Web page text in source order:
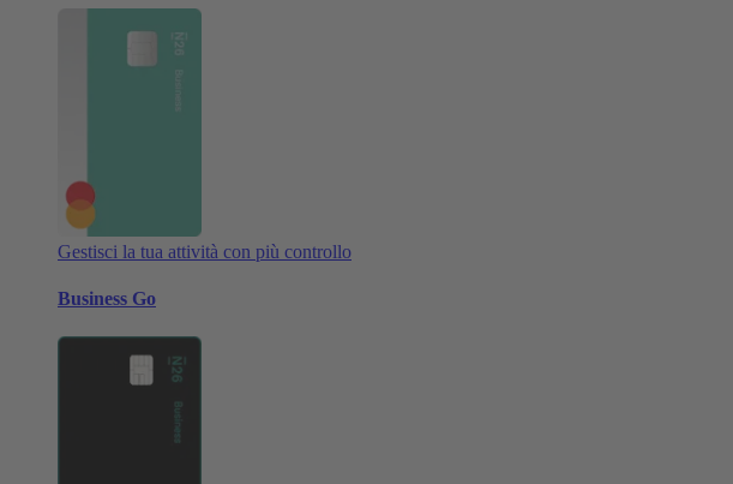
Gestisci la tua attività con più controllo
Business Go